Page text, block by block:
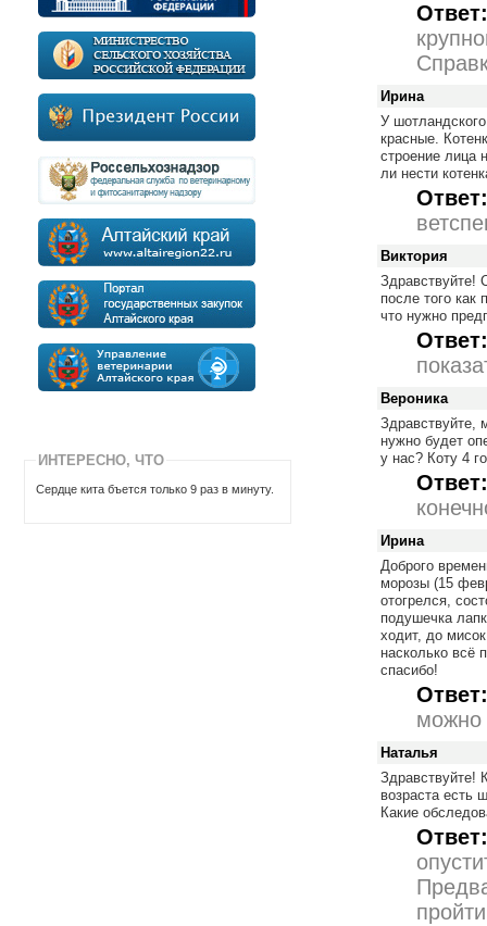
ИНТЕРЕСНО, ЧТО
Сердце кита бъется только 9 раз в минуту.
Ответ:
Ирина
У
красные.
строение лица
ли нести
Ответ:
Виктория
Здравствуйте!
после того как
что нужно
Ответ:
Вероника
Здравствуйте,
нужно будет
у нас? Коту 4
Ответ:
Ирина
Доброго
морозы (15
отогрелся,
подушечка
ходит, до
насколько всё
спасибо!
Ответ:
можно
Наталья
Здравствуйте!
возраста есть
Какие
Ответ: